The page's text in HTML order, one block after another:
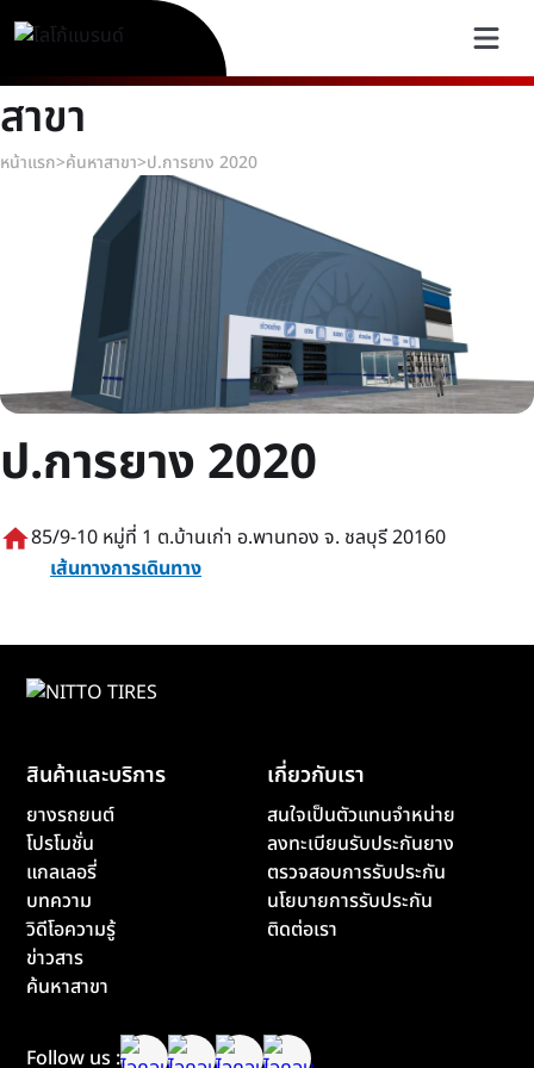
สาขา
หน้าแรก>ค้นหาสาขา>ป.การยาง 2020
ป.การยาง 2020
home85/9-10 หมู่ที่ 1 ต.บ้านเก่า อ.พานทอง จ. ชลบุรี 20160
เส้นทางการเดินทาง
สินค้าและบริการ
ยางรถยนต์
โปรโมชั่น
แกลเลอรี่
บทความ
วิดีโอความรู้
ข่าวสาร
ค้นหาสาขา
เกี่ยวกับเรา
สนใจเป็นตัวแทนจำหน่าย
ลงทะเบียนรับประกันยาง
ตรวจสอบการรับประกัน
นโยบายการรับประกัน
ติดต่อเรา
Follow us :